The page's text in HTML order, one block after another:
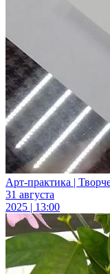
Арт-практика |
31 августа
2025 | 13:00